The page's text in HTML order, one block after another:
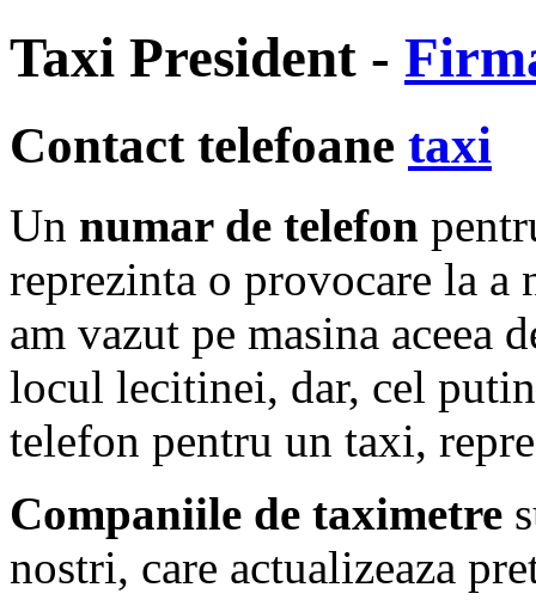
Taxi President -
Contact telefoane taxi
Un numar de telefon
reprezinta o provocare la a
am vazut pe masina aceea
locul lecitinei, dar, cel
telefon pentru un taxi,
Companiile de taximetre
nostri, care actualizeaza